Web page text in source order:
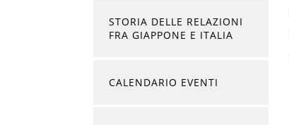
STORIA DELLE RELAZIONI
FRA GIAPPONE E ITALIA
CALENDARIO EVENTI